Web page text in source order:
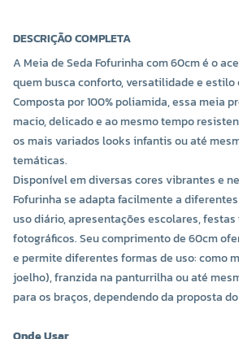
COR 0035
R$ 2,80 UNIDADE
- +
COR
-
DESCRIÇÃO COMPLETA
A Meia de Seda Fofurinha com 60cm é o
quem busca conforto, versatilidade e estilo
Composta por 100% poliamida, essa meia
macio, delicado e ao mesmo tempo
os mais variados looks infantis ou até
temáticas.
Disponível em diversas cores vibrantes e
Fofurinha se adapta facilmente a
uso diário, apresentações escolares,
fotográficos. Seu comprimento de 60cm
e permite diferentes formas de uso: como
joelho), franzida na panturrilha ou até
para os braços, dependendo da proposta